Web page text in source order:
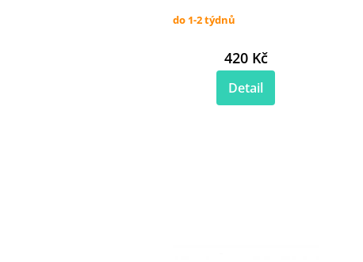
do 1-2 týdnů
420 Kč
Detail